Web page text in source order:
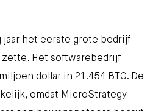
jaar het eerste grote bedrijf
Het softwarebedrijf
dollar in 21.454 BTC. De
omdat MicroStrategy